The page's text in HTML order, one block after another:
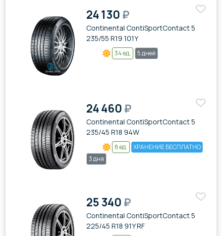
24 130₽
Continental ContiSportContact 5
235/55 R19 101Y
34 ед. 5 дней
24 460₽
Continental ContiSportContact 5
235/45 R18 94W
8 ед.
ХРАНЕНИЕ БЕСПЛАТНО
3 дня
25 340₽
Continental ContiSportContact 5
225/45 R18 91Y RF